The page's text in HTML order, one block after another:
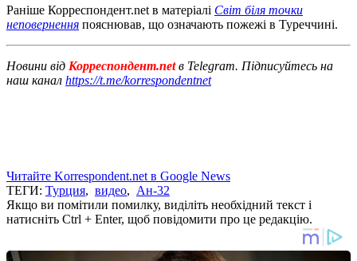
Раніше Корреспондент.net в матеріалі Світ біля точки
неповернення пояснював, що означають пожежі в Туреччині.
Новини від Корреспондент.netв Telegram. Підписуйтесь на
наш канал https://t.me/korrespondentnet
Читайте Korrespondent.net в Google News
ТЕГИ: Турция, видео, Ан-32
Якщо ви помітили помилку, виділіть необхідний текст і
натисніть Ctrl + Enter, щоб повідомити про це редакцію.